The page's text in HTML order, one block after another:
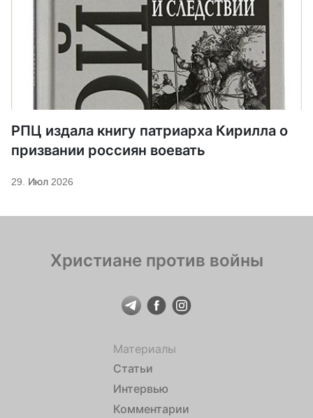
РПЦ издала книгу патриарха Кирилла о
призвании россиян воевать
29. Июл 2026
Христиане против войны
Материалы
Статьи
Интервью
Комментарии